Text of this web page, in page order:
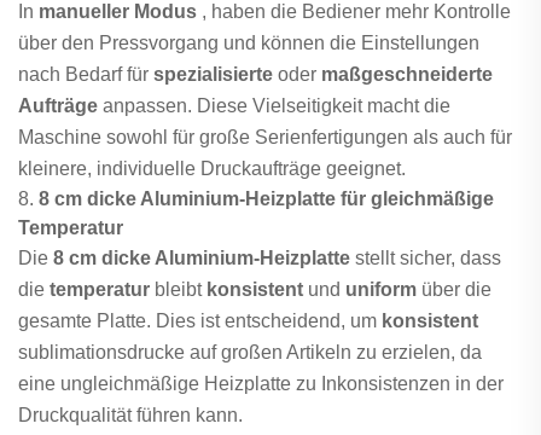
In manueller Modus , haben die Bediener mehr Kontrolle
über den Pressvorgang und können die Einstellungen
nach Bedarf für spezialisierte oder maßgeschneiderte
Aufträge anpassen. Diese Vielseitigkeit macht die
Maschine sowohl für große Serienfertigungen als auch für
kleinere, individuelle Druckaufträge geeignet.
8. 8 cm dicke Aluminium-Heizplatte für gleichmäßige
Temperatur
Die 8 cm dicke Aluminium-Heizplatte stellt sicher, dass
die temperatur bleibt konsistent und uniform über die
gesamte Platte. Dies ist entscheidend, um konsistent
sublimationsdrucke auf großen Artikeln zu erzielen, da
eine ungleichmäßige Heizplatte zu Inkonsistenzen in der
Druckqualität führen kann.